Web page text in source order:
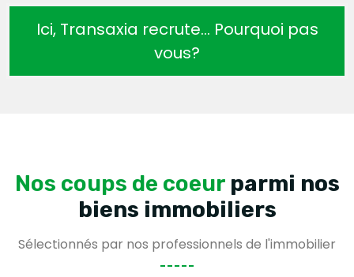
Ici, Transaxia recrute… Pourquoi pas
vous?
Nos coups de coeur parmi nos
biens immobiliers
Sélectionnés par nos professionnels de l'immobilier